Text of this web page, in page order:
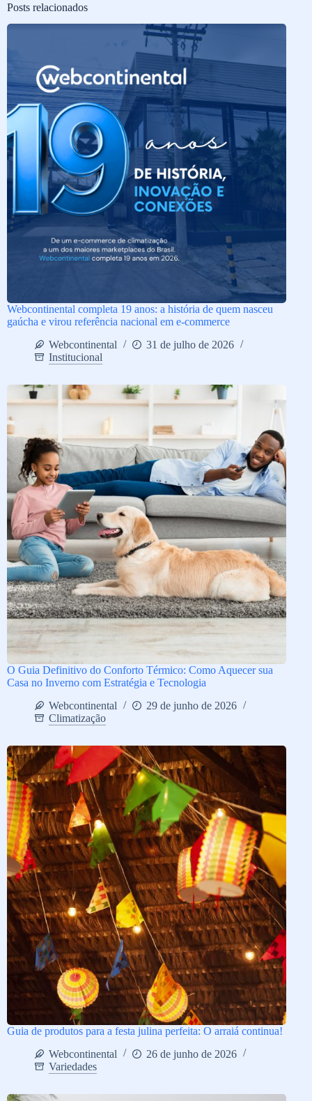
Posts relacionados
Webcontinental completa 19 anos: a história de quem nasceu
gaúcha e virou referência nacional em e-commerce
Webcontinental
31 de julho de 2026
Institucional
O Guia Definitivo do Conforto Térmico: Como Aquecer sua
Casa no Inverno com Estratégia e Tecnologia
Webcontinental
29 de junho de 2026
Climatização
Guia de produtos para a festa julina perfeita: O arraiá continua!
Webcontinental
26 de junho de 2026
Variedades